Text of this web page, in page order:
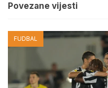
Povezane vijesti
FUDBAL